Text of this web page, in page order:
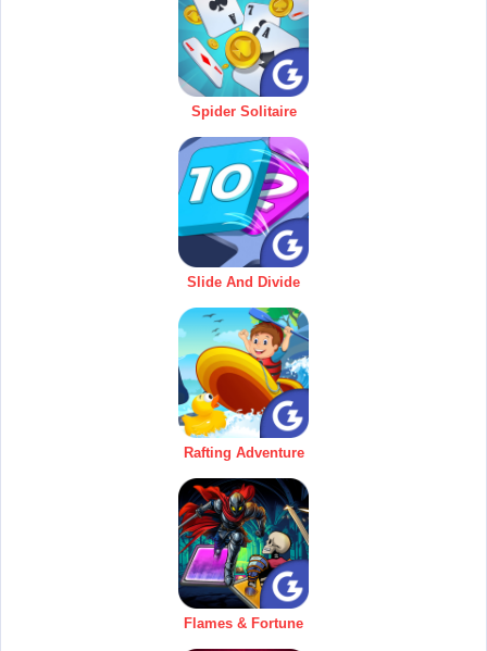
Spider Solitaire
Slide And Divide
Rafting Adventure
Flames & Fortune